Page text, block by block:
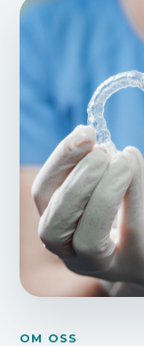
OM OSS